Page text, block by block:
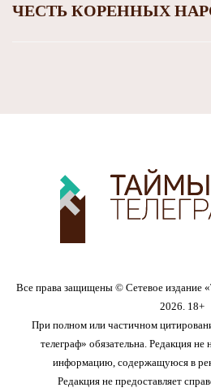
ЧЕСТЬ КОРЕННЫХ
Все права защищены © Сетевое издание
2026. 18+
При полном или частичном
телеграф» обязательна. Редакция не
информацию, содержащуюся в
Редакция не предоставляет